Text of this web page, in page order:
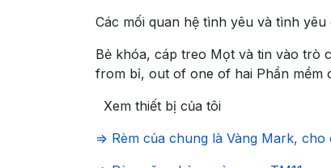
Các mối quan hệ tình yêu và tình yêu
Bẻ khóa, cáp treo Mọt và tin vào trò
from bỉ, out of one of hai Phần mềm
Xem thiết bị của tôi
=> Rèm của chung là Vàng Mark,